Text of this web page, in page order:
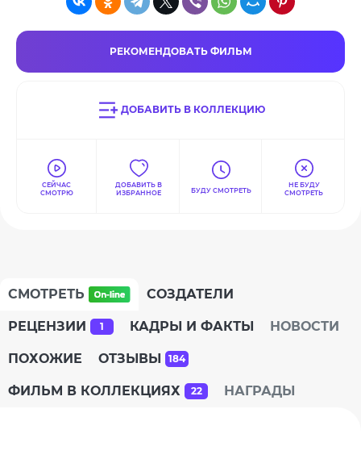
РЕКОМЕНДОВАТЬ ФИЛЬМ
ДОБАВИТЬ В КОЛЛЕКЦИЮ
СЕЙЧАС
СМОТРЮ
ДОБАВИТЬ В
ИЗБРАННОЕ
БУДУ СМОТРЕТЬ
НЕ БУДУ
СМОТРЕТЬ
СМОТРЕТЬ СОЗДАТЕЛИ
РЕЦЕНЗИИ 1 КАДРЫ И ФАКТЫ НОВОСТИ
ПОХОЖИЕ ОТЗЫВЫ 184
ФИЛЬМ В КОЛЛЕКЦИЯХ 22 НАГРАДЫ